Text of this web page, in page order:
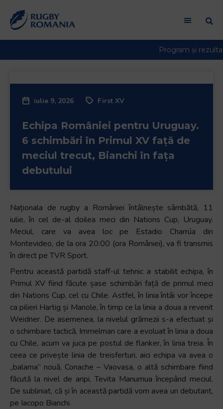
iulie 9, 2026 First XV
Echipa României pentru Uruguay.
6 schimbări în Primul XV față de
meciul trecut, Bianchi în fața
debutului
Naționala de rugby a României întâlnește sâmbătă, 11
iulie, în cel de-al doilea meci din Nations Cup, Uruguay.
Meciul, care va avea loc pe Estadio Charrúa din
Montevideo, de la ora 20:00 (ora României), va fi transmis
în direct pe TVR Sport.
Pentru această partidă staff-ul tehnic a stabilit echipa, în
Primul XV fiind făcute șase schimbări față de primul meci
din Nations Cup, cel cu Chile. Astfel, în linia întâi vor începe
ca pilieri Hartig și Manole, în timp ce la linia a doua a revenit
Weidner. De asemenea, la nivelul grămezii s-a efectuat și
o schimbare tactică, Immelman care a evoluat în linia a doua
cu Chile, acum va juca pe postul de flanker, în linia treia. În
ceea ce privește linia de treisferturi, aici echipa va avea o
„balama” nouă, Conache – Vaovasa, o altă schimbare fiind
făcută la nivel de aripi, Tevita Manumua începând meciul.
De subliniat, că și în această partidă vom avea un debutant,
pe Iacopo Bianchi.